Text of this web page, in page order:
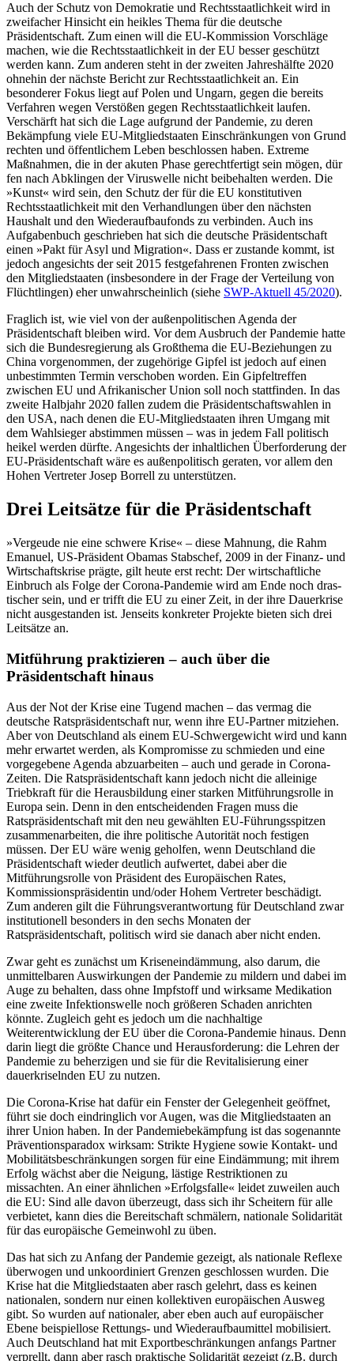
Auch der Schutz von Demokratie und Rechtsstaatlichkeit wird in
zweifacher Hinsicht ein heikles Thema für die deutsche
Präsidentschaft. Zum einen will die EU-Kommission Vorschläge
machen, wie die Rechtsstaatlichkeit in der EU besser ge­schützt
werden kann. Zum anderen steht in der zweiten Jahreshälfte 2020
ohnehin der nächste Bericht zur Rechtsstaatlichkeit an. Ein
besonderer Fokus liegt auf Polen und Ungarn, gegen die bereits
Verfahren wegen Verstößen gegen Rechtsstaatlichkeit laufen.
Verschärft hat sich die Lage aufgrund derPandemie, zu deren
Bekämpfung viele EU-Mitgliedstaaten Einschränkungen von Grund­
rechten und öffentlichem Leben beschlos­sen haben. Extreme
Maßnahmen, die in derakuten Phase gerechtfertigt sein mögen, dür­
fen nach Abklingen der Viruswelle nicht beibehalten werden. Die
»Kunst« wird sein, den Schutz der für die EU konstitutiven
Rechtsstaatlichkeit mit den Verhandlungen über den nächsten
Haushalt und den Wie­deraufbaufonds zu verbinden. Auch ins
Aufgabenbuch geschrieben hat sich die deutsche Präsidentschaft
einen »Pakt für Asyl und Migration«. Dass er zustande kommt, ist
jedoch angesichts der seit 2015 festgefahrenen Fronten zwischen
den Mitgliedstaaten (insbesondere in der Frage der Verteilung von
Flüchtlingen) eher un­wahrscheinlich (siehe SWP-Aktuell 45/2020).
Fraglich ist, wie viel von der außen­politischen Agenda der
Präsidentschaft bleiben wird. Vor dem Ausbruch der Pan­demie hatte
sich die Bundesregierung als Großthema die EU-Beziehungen zu
China vorgenommen, der zugehörige Gipfel ist jedoch auf einen
unbestimmten Termin verschoben worden. Ein Gipfeltreffen
zwischen EU und Afrikanischer Union soll noch stattfinden. In das
zweite Halbjahr 2020 fallen zudem die Präsidentschafts­wahlen in
den USA, nach denen die EU-Mitgliedstaaten ihren Um­gang mit
dem Wahlsieger abstimmen müssen – was in jedem Fall politisch
heikel werden dürfte. Angesichts der inhaltlichen Überforderung der
EU-Präsidentschaft wäre es außen­politisch geraten, vor allem den
Hohen Ver­treter Josep Borrell zu unterstützen.
Drei Leitsätze für die Präsidentschaft
»Vergeude nie eine schwere Krise« – diese Mahnung, die Rahm
Emanuel, US-Präsident Obamas Stabschef, 2009 in der Finanz- und
Wirtschaftskrise prägte, gilt heute erst recht: Der wirtschaftliche
Einbruch als Folge der Corona-Pandemie wird am Ende noch dras­
tischer sein, und er trifft die EU zu einer Zeit, in der ihre Dauerkrise
nicht ausgestan­den ist. Jenseits konkreter Projekte bieten sich drei
Leitsätze an.
Mitführung praktizieren – auch über die
Präsidentschaft hinaus
Aus der Not der Krise eine Tugend machen – das vermag die
deutsche Ratspräsidentschaft nur, wenn ihre EU-Partner mitziehen.
Aber von Deutschland als einem EU-Schwer­gewicht wird und kann
mehr erwartet wer­den, als Kompromisse zu schmieden und eine
vorgegebene Agenda abzuarbeiten – auch und gerade in Corona-
Zeiten. Die Rats­präsidentschaft kann jedoch nicht die allei­nige
Triebkraft für die Herausbildung einer starken Mitführungsrolle in
Europa sein. Denn in den entscheidenden Fragen muss die
Ratspräsidentschaft mit den neu gewählten EU-Führungsspitzen
zusammenarbeiten, die ihre politische Autorität noch festigen
müssen. Der EU wäre wenig geholfen, wenn Deutschland die
Präsidentschaft wieder deut­lich aufwertet, dabei aber die
Mitführungsrolle von Präsident des Europäischen Rates,
Kommissionspräsidentin und/oder Hohem Vertreter beschädigt.
Zum anderen gilt die Führungsverantwortung für Deutschland zwar
institutionell besonders in den sechs Monaten der
Ratspräsidentschaft, politisch wird sie danach aber nicht enden.
Zwar geht es zunächst um Kriseneindäm­mung, also darum, die
unmittelbaren Aus­wirkungen der Pandemie zu mildern und dabei im
Auge zu behalten, dass ohne Impf­stoff und wirksame Medikation
eine zweite Infektionswelle noch größeren Schaden anrichten
könnte. Zugleich geht es jedoch um die nachhaltige
Weiterentwicklung der EU über die Corona-Pandemie hinaus. Denn
darin liegt die größte Chance und Herausforderung: die Lehren der
Pandemie zu beherzigen und sie für die Revitalisierung einer
dauerkriselnden EU zu nutzen.
Die Corona-Krise hat dafür ein Fenster der Gelegenheit geöffnet,
führt sie doch eindringlich vor Augen, was die Mitglied­staaten an
ihrer Union haben. In der Pan­demiebekämpfung ist das sogenannte
Prä­ventionsparadox wirksam: Strikte Hygiene sowie Kontakt- und
Mobilitätsbeschränkungen sorgen für eine Eindämmung; mit ihrem
Erfolg wächst aber die Neigung, läs­tige Restriktionen zu
missachten. An einer ähnlichen »Erfolgsfalle« leidet zuweilen auch
die EU: Sind alle davon überzeugt, dass sich ihr Scheitern für alle
verbietet, kann dies die Bereitschaft schmälern, nationale Solidarität
für das europäische Gemeinwohl zu üben.
Das hat sich zu Anfang der Pandemie gezeigt, als nationale Reflexe
überwogen und unkoordiniert Grenzen geschlossen wurden. Die
Krise hat die Mitgliedstaaten aber rasch gelehrt, dass es keinen
natio­nalen, sondern nur einen kollektiven euro­päischen Ausweg
gibt. So wurden auf natio­naler, aber eben auch auf europäischer
Ebene beispiellose Rettungs- und Wiederaufbaumittel mobilisiert.
Auch Deutschland hat mit Exportbeschränkungen an­fangs Partner
verprellt, dann aber rasch praktische Solidarität gezeigt (z.B. durch